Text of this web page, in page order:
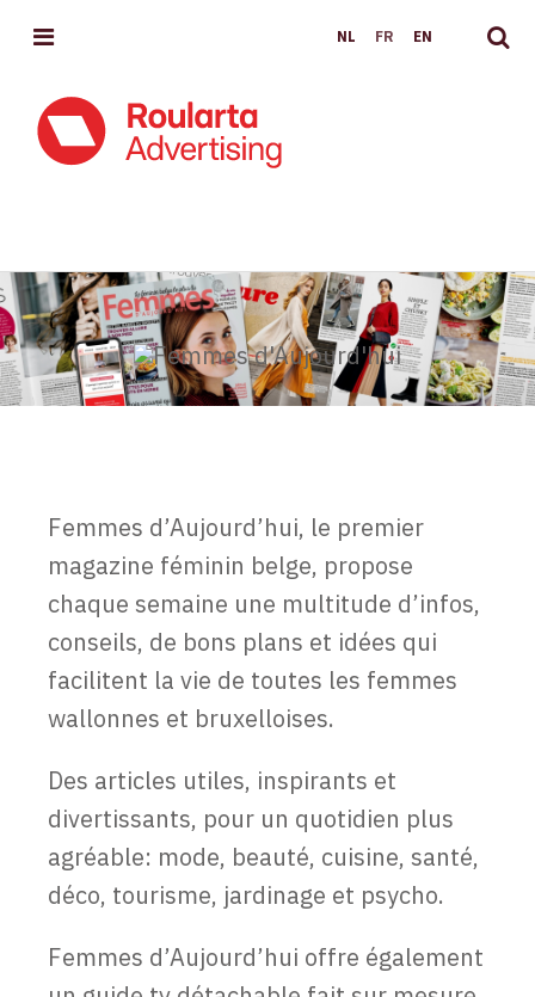
MENU
FEMMES D'AUJOURD'HUI
Femmes d’Aujourd’hui, le premier
magazine féminin belge, propose
chaque semaine une multitude d’infos,
conseils, de bons plans et idées qui
facilitent la vie de toutes les femmes
wallonnes et bruxelloises.
Des articles utiles, inspirants et
divertissants, pour un quotidien plus
agréable: mode, beauté, cuisine, santé,
déco, tourisme, jardinage et psycho.
Femmes d’Aujourd’hui offre également